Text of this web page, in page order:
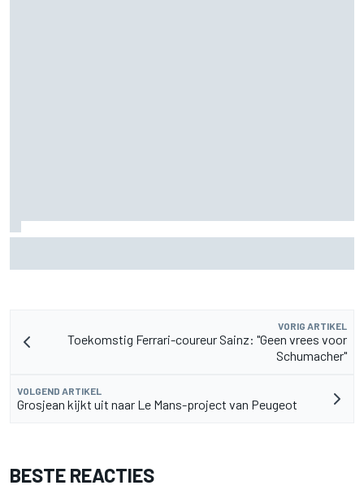
VORIG ARTIKEL
Toekomstig Ferrari-coureur Sainz: "Geen vrees voor
Schumacher"
VOLGEND ARTIKEL
Grosjean kijkt uit naar Le Mans-project van Peugeot
BESTE REACTIES